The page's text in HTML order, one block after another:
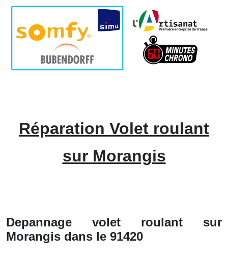
Réparation Volet roulant
sur Morangis
Depannage volet roulant sur
Morangis dans le 91420